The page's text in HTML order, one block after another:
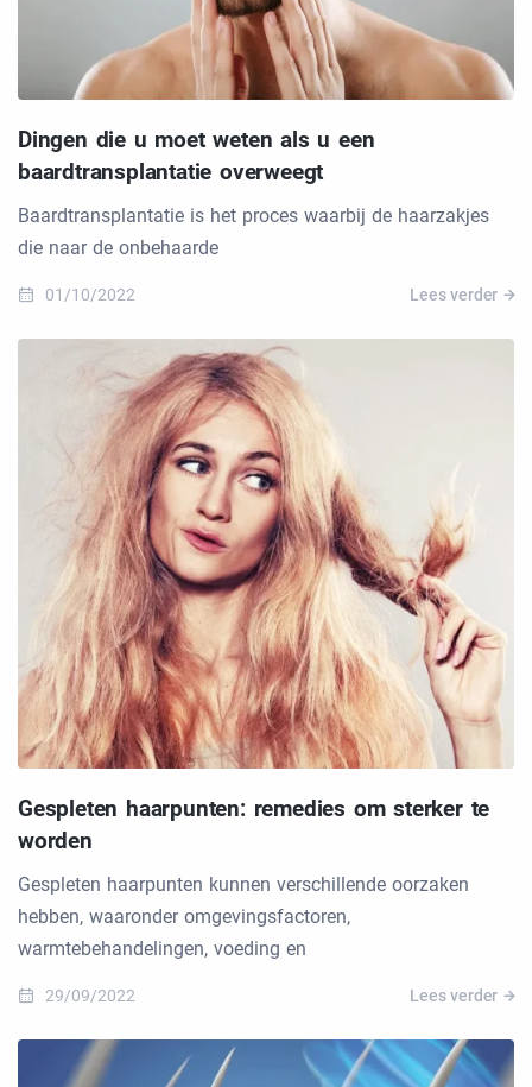
Dingen die u moet weten als u een
baardtransplantatie overweegt
Baardtransplantatie is het proces waarbij de haarzakjes
die naar de onbehaarde
01/10/2022 Lees verder
Gespleten haarpunten: remedies om sterker te
worden
Gespleten haarpunten kunnen verschillende oorzaken
hebben, waaronder omgevingsfactoren,
warmtebehandelingen, voeding en
29/09/2022 Lees verder